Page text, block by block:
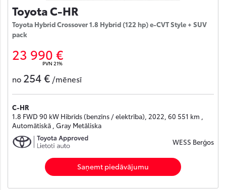
Toyota C-HR
Toyota Hybrid Crossover 1.8 Hybrid (122 hp) e-CVT Style + SUV
pack
23 990 €
PVN 21%
no 254 € /mēnesī
C-HR
1.8 FWD 90 kW Hibrīds (benzīns / elektrība), 2022, 60 551 km ,
Automātiskā , Gray Metāliska
WESS Berģos
Saņemt piedāvājumu